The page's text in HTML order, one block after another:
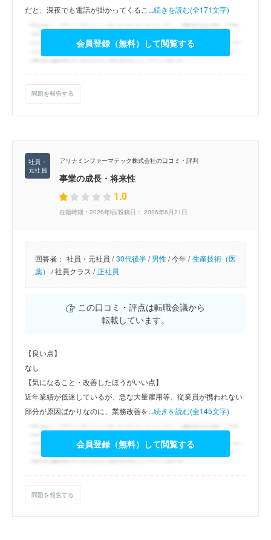
だと、深夜でも電話が掛かってくるこ...続きを読む(全171文字)
会員登録（無料）して閲覧する
問題を報告する
アリナミンファーマテック株式会社の口コミ・評判
事業の成長・将来性
1.0
在籍時期：2026年頃/投稿日： 2026年6月21日
回答者： 社員・元社員 / 30代後半/男性/今年 / 生産技術（医
薬） /社員クラス / 正社員
この口コミ・評点は転職会議から
転載しています。
【良い点】
なし
【気になること・改善したほうがいい点】
近年業績が低迷しているが、急な大量雇用等、従業員が携われない
部分が原因ばかりなのに、業務改善を...続きを読む(全145文字)
会員登録（無料）して閲覧する
問題を報告する